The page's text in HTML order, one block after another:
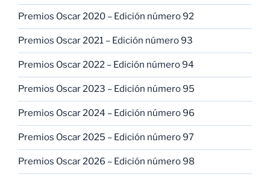
Premios Oscar 2020 – Edición número 92
Premios Oscar 2021 – Edición número 93
Premios Oscar 2022 – Edición número 94
Premios Oscar 2023 – Edición número 95
Premios Oscar 2024 – Edición número 96
Premios Oscar 2025 – Edición número 97
Premios Oscar 2026 – Edición número 98